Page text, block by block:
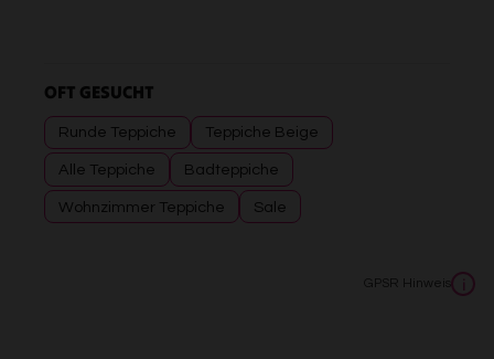
OFT GESUCHT
Runde Teppiche Teppiche Beige
Alle Teppiche Badteppiche
Wohnzimmer Teppiche Sale
GPSR Hinweis i